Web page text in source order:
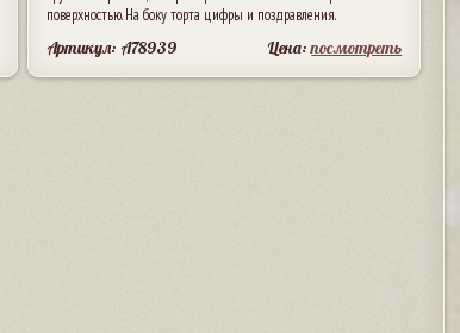
поверхностью. На боку торта цифры и поздравления.
Артикул: A78939 Цена:посмотреть